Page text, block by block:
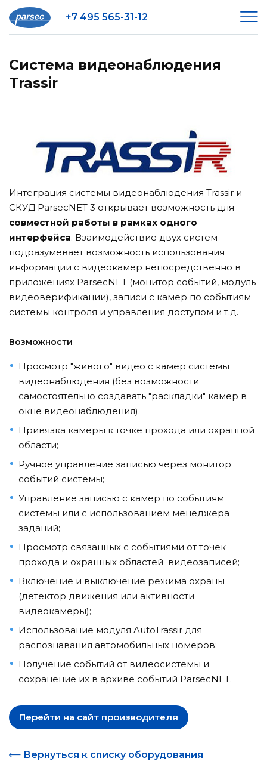
+7 495 565-31-12
Система видеонаблюдения
Trassir
Интеграция системы видеонаблюдения Trassir и
СКУД ParsecNET 3 открывает возможность для
совместной работы в рамках одного
интерфейса. Взаимодействие двух систем
подразумевает возможность использования
информации с видеокамер непосредственно в
приложениях ParsecNET (монитор событий, модуль
видеоверификации), записи с камер по событиям
системы контроля и управления доступом и т.д.
Возможности
Просмотр "живого" видео с камер системы
видеонаблюдения (без возможности
самостоятельно создавать "раскладки" камер в
окне видеонаблюдения).
Привязка камеры к точке прохода или охранной
области;
Ручное управление записью через монитор
событий системы;
Управление записью с камер по событиям
системы или с использованием менеджера
заданий;
Просмотр связанных с событиями от точек
прохода и охранных областей видеозаписей;
Включение и выключение режима охраны
(детектор движения или активности
видеокамеры);
Использование модуля AutoTrassir для
распознавания автомобильных номеров;
Получение событий от видеосистемы и
сохранение их в архиве событий ParsecNET.
Перейти на сайт производителя
Вернуться к списку оборудования